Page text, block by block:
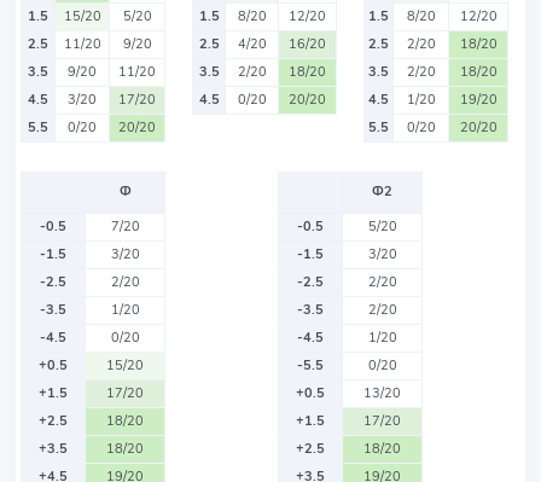
1.5
15/20
5/20
2.5
11/20
9/20
3.5
9/20
11/20
4.5
3/20
17/20
5.5
0/20 20/20
1.5
8/20
12/20
2.5
4/20
16/20
3.5
2/20
18/20
4.5
0/20 20/20
1.5
8/20
12/20
2.5
2/20
18/20
3.5
2/20
18/20
4.5
1/20
19/20
5.5
0/20 20/20
Ф
-0.5
7/20
-1.5
3/20
-2.5
2/20
-3.5
1/20
-4.5
0/20
+0.5
15/20
+1.5
17/20
+2.5
18/20
+3.5
18/20
+4.5
19/20
Ф2
-0.5
5/20
-1.5
3/20
-2.5
2/20
-3.5
2/20
-4.5
1/20
-5.5
0/20
+0.5
13/20
+1.5
17/20
+2.5
18/20
+3.5
19/20